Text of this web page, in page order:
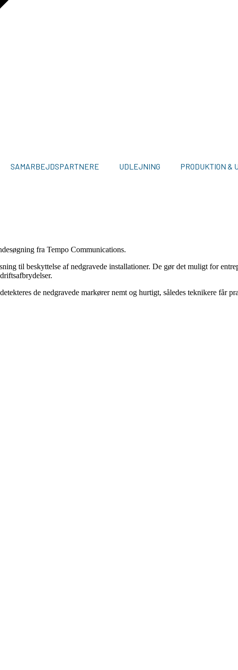
SAMARBEJDSPARTNERE UDLEJNING PRODUKTION &
fra Tempo Communications.
til beskyttelse af nedgravede installationer. De gør det muligt for
de nedgravede markører nemt og hurtigt, således teknikere får